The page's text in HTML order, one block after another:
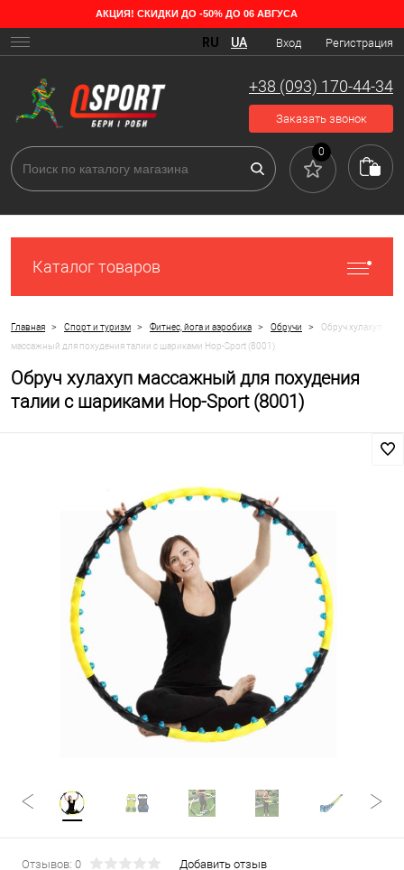
АКЦИЯ! СКИДКИ ДО -50% ДО 06 АВГУСА
Вход Регистрация
RU UA
+38 (093) 170-44-34
Заказать звонок
0
Каталог товаров
Главная > Спорт и туризм > Фитнес, йога и аэробика > Обручи >
Обруч хулахуп
массажный для похудения талии c шариками Hop-Sport (8001)
Обруч хулахуп массажный для похудения
талии c шариками Hop-Sport (8001)
Отзывов: 0 Добавить отзыв